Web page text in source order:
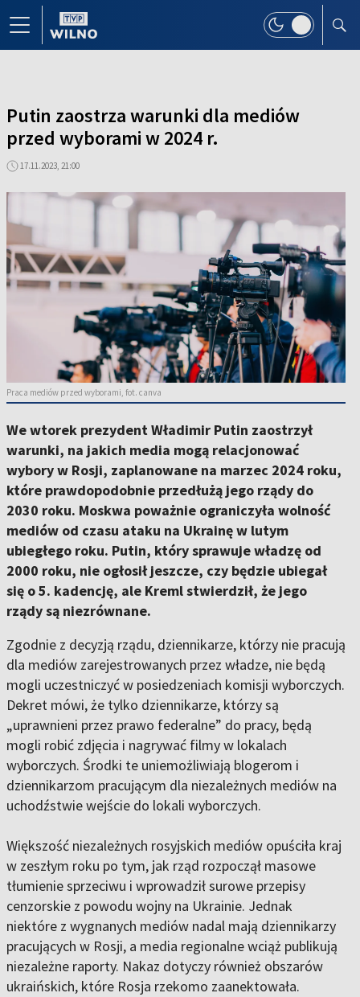
Putin zaostrza warunki dla mediów
przed wyborami w 2024 r.
17.11.2023, 21:00
Praca mediów przed wyborami, fot. canva
We wtorek prezydent Władimir Putin zaostrzył
warunki, na jakich media mogą relacjonować
wybory w Rosji, zaplanowane na marzec 2024 roku,
które prawdopodobnie przedłużą jego rządy do
2030 roku. Moskwa poważnie ograniczyła wolność
mediów od czasu ataku na Ukrainę w lutym
ubiegłego roku. Putin, który sprawuje władzę od
2000 roku, nie ogłosił jeszcze, czy będzie ubiegał
się o 5. kadencję, ale Kreml stwierdził, że jego
rządy są niezrównane.
Zgodnie z decyzją rządu, dziennikarze, którzy nie pracują
dla mediów zarejestrowanych przez władze, nie będą
mogli uczestniczyć w posiedzeniach komisji wyborczych.
Dekret mówi, że tylko dziennikarze, którzy są
„uprawnieni przez prawo federalne” do pracy, będą
mogli robić zdjęcia i nagrywać filmy w lokalach
wyborczych. Środki te uniemożliwiają blogerom i
dziennikarzom pracującym dla niezależnych mediów na
uchodźstwie wejście do lokali wyborczych.
Większość niezależnych rosyjskich mediów opuściła kraj
w zeszłym roku po tym, jak rząd rozpoczął masowe
tłumienie sprzeciwu i wprowadził surowe przepisy
cenzorskie z powodu wojny na Ukrainie. Jednak
niektóre z wygnanych mediów nadal mają dziennikarzy
pracujących w Rosji, a media regionalne wciąż publikują
niezależne raporty. Nakaz dotyczy również obszarów
ukraińskich, które Rosja rzekomo zaanektowała.